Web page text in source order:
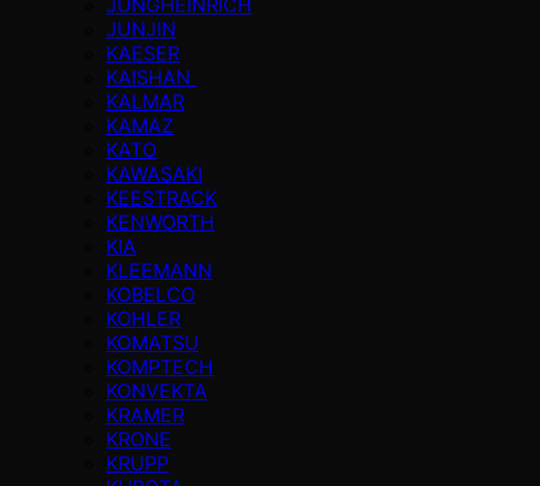
JUNGHEINRICH
JUNJIN
KAESER
KAISHAN
KALMAR
KAMAZ
KATO
KAWASAKI
KEESTRACK
KENWORTH
KIA
KLEEMANN
KOBELCO
KOHLER
KOMATSU
KOMPTECH
KONVEKTA
KRAMER
KRONE
KRUPP